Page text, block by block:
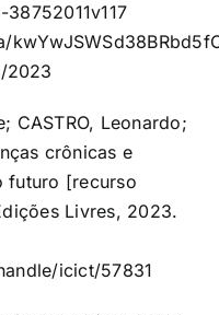
2023
CASTRO, Leonardo;
crônicas e
futuro [recurso
Livres, 2023.
icict/57831